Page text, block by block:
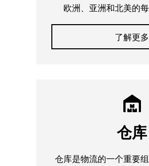
欧洲、亚洲和北美的每
了解更多
仓库
仓库是物流的一个重要